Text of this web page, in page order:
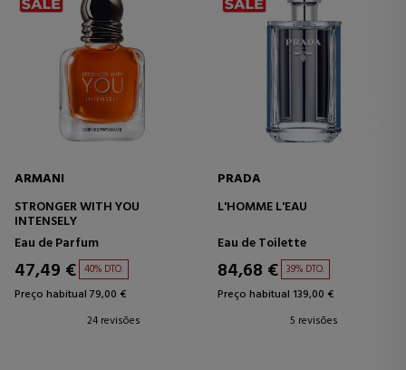
ARMANI
STRONGER WITH YOU
INTENSELY
Eau de Parfum
47,49 € 40% DTO.
Preço habitual 79,00 €
24 revisões
PRADA
L'HOMME L'EAU
Eau de Toilette
84,68 € 39% DTO.
Preço habitual 139,00 €
5 revisões